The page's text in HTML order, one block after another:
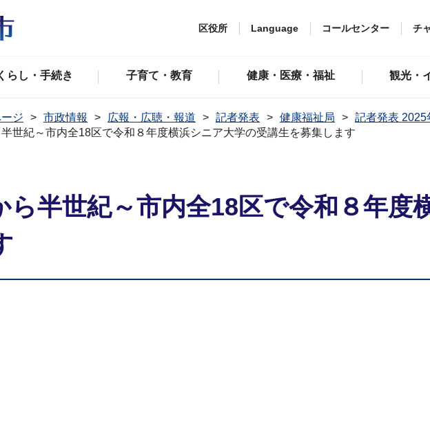
区役所 Language コールセンター チ
らし・手続き 子育て・教育 健康・医療・福祉 観光・
ジ 市政情報 広報・広聴・報道 記者発表 健康福祉局
記者発表 2025
世紀～市内全18区で令和８年度横浜シニア大学の受講生を募集します
ら半世紀～市内全18区で令和８年度